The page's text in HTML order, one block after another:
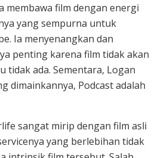
membawa film dengan energi
yang sempurna untuk
Ia menyenangkan dan
penting karena film tidak akan
tidak ada. Sementara, Logan
dimainkannya, Podcast adalah
sangat mirip dengan film asli
yang berlebihan tidak